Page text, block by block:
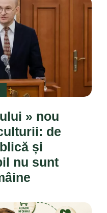
» nou
de
și
nu sunt